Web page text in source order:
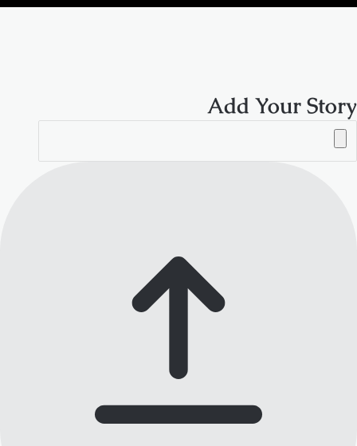
الموقع
Add Your Story